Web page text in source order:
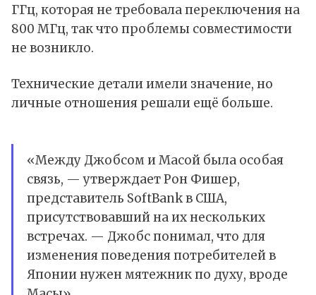
ГГц, которая не требовала переключения на
800 МГц, так что проблемы совместимости
не возникло.
Технические детали имели значение, но
личные отношения решали ещё больше.
«Между Джобсом и Масой была особая
связь, — утверждает Рон Фишер,
представитель SoftBank в США,
присутствовавший на их нескольких
встречах. — Джобс понимал, что для
изменения поведения потребителей в
Японии нужен мятежник по духу, вроде